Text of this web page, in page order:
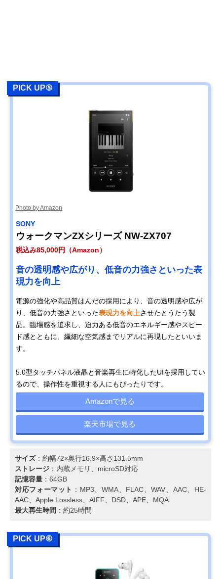
PICK UP⑤
Photo by Amazon
SONY
ウォークマンZXシリーズ NW-ZX707
税込み85,000円（Amazon）
音の透明感や広がり、低音の力強さといった表
現力を向上
電源の強化や高品質はんだの採用により、音の透明感や広が
り、低音の力強さといった表現力を向上させたとうたう製
品。臨場感を追求し、迫力ある低音のエネルギー感やスピー
ド感とともに、繊細な空気感までリアルに再現したといいま
す。
5.0型タッチパネル液晶と音楽再生に特化したUIを採用してい
るので、操作性を重視する人にもぴったりです。
Amazonで見る
楽天市場で見る
サイズ：約幅72×奥行16.9×高さ131.5mm
ストレージ ：​内蔵メモリ、microSD対応
記憶容量 ：64GB
対応フォーマット
：MP3、WMA、FLAC、WAV、AAC、HE-
AAC、Apple Lossless、AIFF、DSD、APE、MQA
最大再生時間 ：約25時間
PICK UP⑥